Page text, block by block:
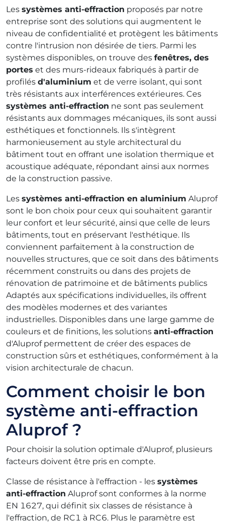
Les systèmes anti-effraction proposés par notre
entreprise sont des solutions qui augmentent le
niveau de confidentialité et protègent les bâtiments
contre l'intrusion non désirée de tiers. Parmi les
systèmes disponibles, on trouve des fenêtres, des
portes et des murs-rideaux fabriqués à partir de
profilés d'aluminium et de verre isolant, qui sont
très résistants aux interférences extérieures. Ces
systèmes anti-effraction ne sont pas seulement
résistants aux dommages mécaniques, ils sont aussi
esthétiques et fonctionnels. Ils s'intègrent
harmonieusement au style architectural du
bâtiment tout en offrant une isolation thermique et
acoustique adéquate, répondant ainsi aux normes
de la construction passive.
Les systèmes anti-effraction en aluminium Aluprof
sont le bon choix pour ceux qui souhaitent garantir
leur confort et leur sécurité, ainsi que celle de leurs
bâtiments, tout en préservant l'esthétique. Ils
conviennent parfaitement à la construction de
nouvelles structures, que ce soit dans des bâtiments
récemment construits ou dans des projets de
rénovation de patrimoine et de bâtiments publics
Adaptés aux spécifications individuelles, ils offrent
des modèles modernes et des variantes
industrielles. Disponibles dans une large gamme de
couleurs et de finitions, les solutions anti-effraction
d'Aluprof permettent de créer des espaces de
construction sûrs et esthétiques, conformément à la
vision architecturale de chacun.
Comment choisir le bon
système anti-effraction
Aluprof ?
Pour choisir la solution optimale d'Aluprof, plusieurs
facteurs doivent être pris en compte.
Classe de résistance à l'effraction - les systèmes
anti-effraction Aluprof sont conformes à la norme
EN 1627, qui définit six classes de résistance à
l'effraction, de RC1 à RC6. Plus le paramètre est